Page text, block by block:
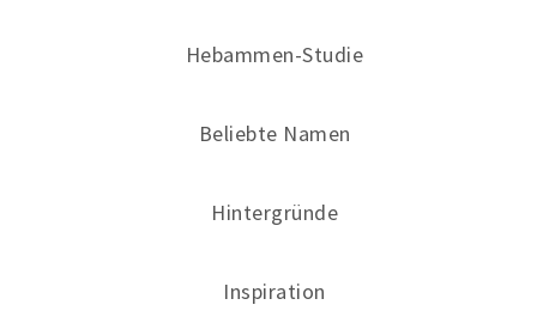
Hebammen-Studie
Beliebte Namen
Hintergründe
Inspiration